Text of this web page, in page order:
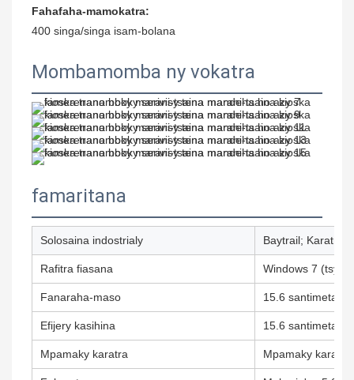
Fahafaha-mamokatra:
400 singa/singa isam-bolana
Mombamomba ny vokatra
famaritana
Solosaina indostrialy Baytrail; Karatra
Rafitra fiasana Windows 7 (tsy
Fanaraha-maso 15.6 santimetatra
Efijery kasihina 15.6 santimetatra
Mpamaky karatra Mpamaky